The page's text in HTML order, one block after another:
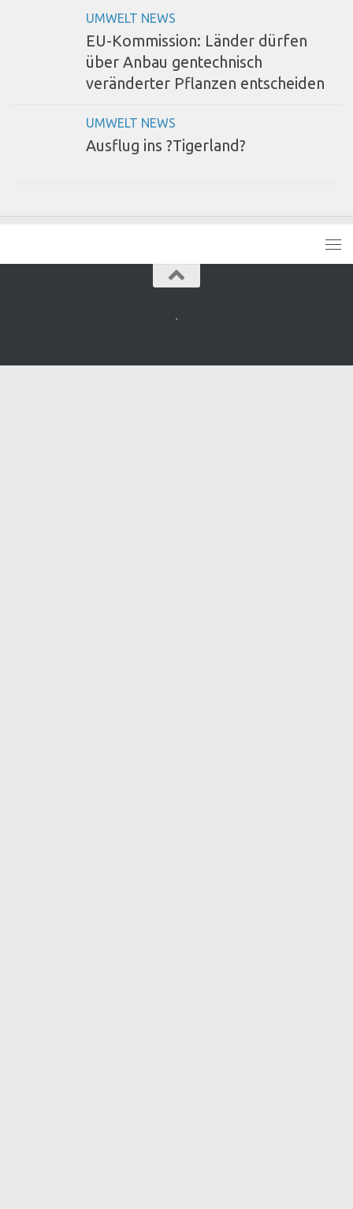
UMWELT NEWS
EU-Kommission: Länder dürfen
über Anbau gentechnisch
veränderter Pflanzen entscheiden
UMWELT NEWS
Ausflug ins ?Tigerland?
.